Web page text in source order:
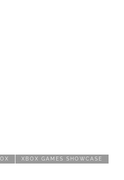
XBOX GAMES SHOWCASE